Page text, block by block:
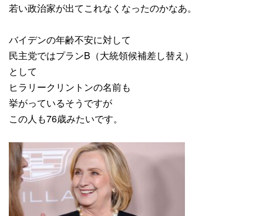
若い政治家が出てこれなくなったのかなあ。
バイデンの年齢不安に対して
民主党ではプランB（大統領候補差し替え）
として
ヒラリークリントンの名前も
挙がっているそうですが
この人も76歳みたいです。